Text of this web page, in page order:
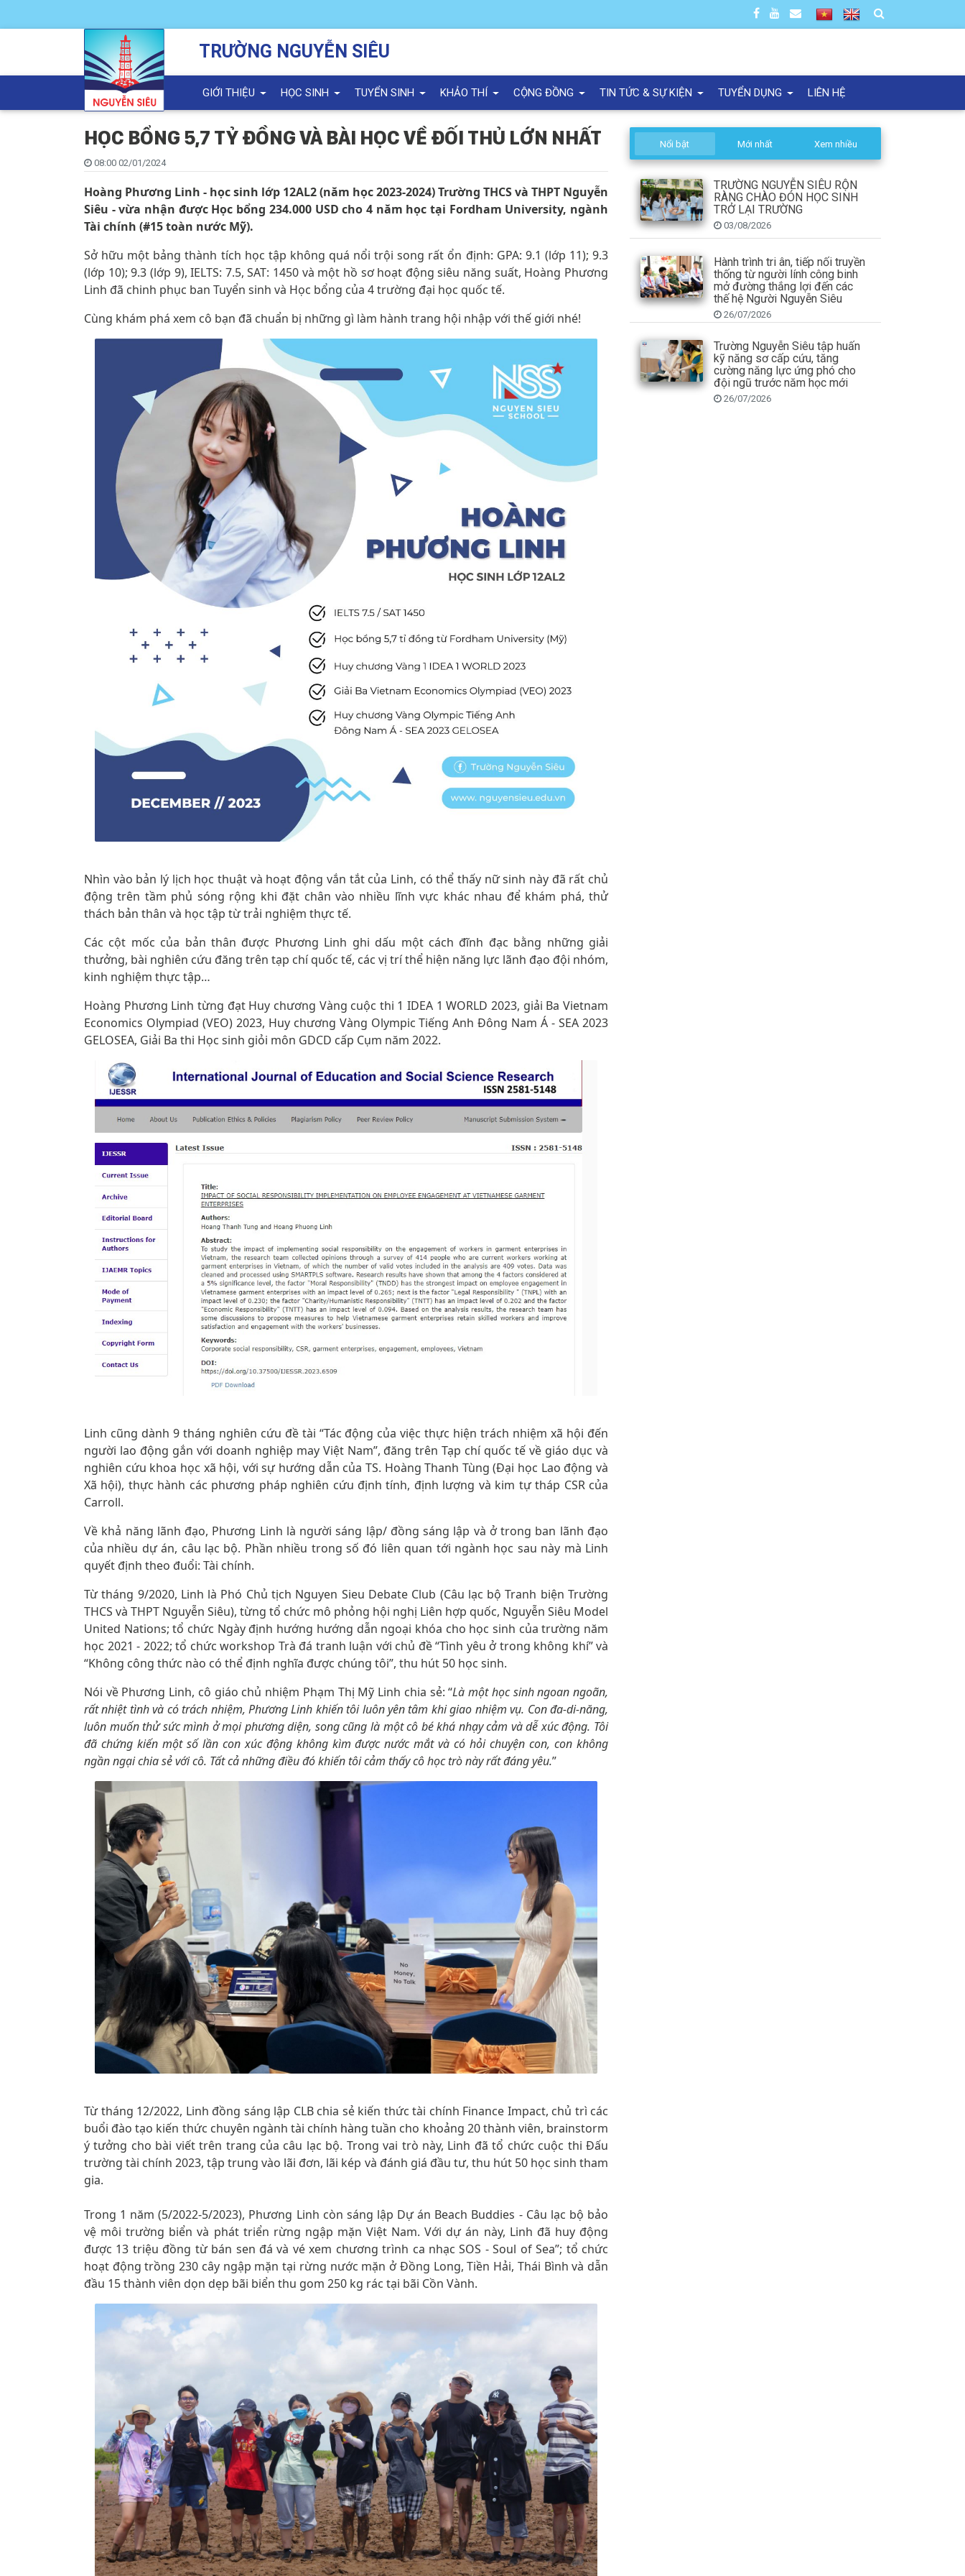
TRƯỜNG NGUYỄN SIÊU
GIỚI THIỆU HỌC SINH TUYỂN SINH KHẢO THÍ CỘNG ĐỒNG TIN TỨC & SỰ KIỆN TUYỂN DỤNG LIÊN HỆ
HỌC BỔNG 5,7 TỶ ĐỒNG VÀ BÀI HỌC VỀ ĐỐI THỦ LỚN NHẤT
08:00 02/01/2024
Hoàng Phương Linh - học sinh lớp 12AL2 (năm học 2023-2024) Trường THCS và THPT Nguyễn
Siêu - vừa nhận được Học bổng 234.000 USD cho 4 năm học tại Fordham University, ngành
Tài chính (#15 toàn nước Mỹ).
Sở hữu một bảng thành tích học tập không quá nổi trội song rất ổn định: GPA: 9.1 (lớp 11); 9.3
(lớp 10); 9.3 (lớp 9), IELTS: 7.5, SAT: 1450 và một hồ sơ hoạt động siêu năng suất, Hoàng Phương
Linh đã chinh phục ban Tuyển sinh và Học bổng của 4 trường đại học quốc tế.
Cùng khám phá xem cô bạn đã chuẩn bị những gì làm hành trang hội nhập với thế giới nhé!
Nhìn vào bản lý lịch học thuật và hoạt động vắn tắt của Linh, có thể thấy nữ sinh này đã rất chủ
động trên tầm phủ sóng rộng khi đặt chân vào nhiều lĩnh vực khác nhau để khám phá, thử
thách bản thân và học tập từ trải nghiệm thực tế.
Các cột mốc của bản thân được Phương Linh ghi dấu một cách đĩnh đạc bằng những giải
thưởng, bài nghiên cứu đăng trên tạp chí quốc tế, các vị trí thể hiện năng lực lãnh đạo đội nhóm,
kinh nghiệm thực tập…
Hoàng Phương Linh từng đạt Huy chương Vàng cuộc thi 1 IDEA 1 WORLD 2023, giải Ba Vietnam
Economics Olympiad (VEO) 2023, Huy chương Vàng Olympic Tiếng Anh Đông Nam Á - SEA 2023
GELOSEA, Giải Ba thi Học sinh giỏi môn GDCD cấp Cụm năm 2022.
Linh cũng dành 9 tháng nghiên cứu đề tài “Tác động của việc thực hiện trách nhiệm xã hội đến
người lao động gắn với doanh nghiệp may Việt Nam”, đăng trên Tạp chí quốc tế về giáo dục và
nghiên cứu khoa học xã hội, với sự hướng dẫn của TS. Hoàng Thanh Tùng (Đại học Lao động và
Xã hội), thực hành các phương pháp nghiên cứu định tính, định lượng và kim tự tháp CSR của
Carroll.
Về khả năng lãnh đạo, Phương Linh là người sáng lập/ đồng sáng lập và ở trong ban lãnh đạo
của nhiều dự án, câu lạc bộ. Phần nhiều trong số đó liên quan tới ngành học sau này mà Linh
quyết định theo đuổi: Tài chính.
Từ tháng 9/2020, Linh là Phó Chủ tịch Nguyen Sieu Debate Club (Câu lạc bộ Tranh biện Trường
THCS và THPT Nguyễn Siêu), từng tổ chức mô phỏng hội nghị Liên hợp quốc, Nguyễn Siêu Model
United Nations; tổ chức Ngày định hướng hướng dẫn ngoại khóa cho học sinh của trường năm
học 2021 - 2022; tổ chức workshop Trà đá tranh luận với chủ đề “Tình yêu ở trong không khí” và
“Không công thức nào có thể định nghĩa được chúng tôi”, thu hút 50 học sinh.
Nói về Phương Linh, cô giáo chủ nhiệm Phạm Thị Mỹ Linh chia sẻ: “Là một học sinh ngoan ngoãn,
rất nhiệt tình và có trách nhiệm, Phương Linh khiến tôi luôn yên tâm khi giao nhiệm vụ. Con đa-di-năng,
luôn muốn thử sức mình ở mọi phương diện, song cũng là một cô bé khá nhạy cảm và dễ xúc động. Tôi
đã chứng kiến một số lần con xúc động không kìm được nước mắt và có hỏi chuyện con, con không
ngần ngại chia sẻ với cô. Tất cả những điều đó khiến tôi cảm thấy cô học trò này rất đáng yêu.”
Từ tháng 12/2022, Linh đồng sáng lập CLB chia sẻ kiến thức tài chính Finance Impact, chủ trì các
buổi đào tạo kiến thức chuyên ngành tài chính hàng tuần cho khoảng 20 thành viên, brainstorm
ý tưởng cho bài viết trên trang của câu lạc bộ. Trong vai trò này, Linh đã tổ chức cuộc thi Đấu
trường tài chính 2023, tập trung vào lãi đơn, lãi kép và đánh giá đầu tư, thu hút 50 học sinh tham
gia.
Trong 1 năm (5/2022-5/2023), Phương Linh còn sáng lập Dự án Beach Buddies - Câu lạc bộ bảo
vệ môi trường biển và phát triển rừng ngập mặn Việt Nam. Với dự án này, Linh đã huy động
được 13 triệu đồng từ bán sen đá và vé xem chương trình ca nhạc SOS - Soul of Sea”; tổ chức
hoạt động trồng 230 cây ngập mặn tại rừng nước mặn ở Đồng Long, Tiền Hải, Thái Bình và dẫn
đầu 15 thành viên dọn dẹp bãi biển thu gom 250 kg rác tại bãi Cồn Vành.
Nổi bật Mới nhất Xem nhiều
TRƯỜNG NGUYỄN SIÊU RỘN
RÀNG CHÀO ĐÓN HỌC SINH
TRỞ LẠI TRƯỜNG
03/08/2026
Hành trình tri ân, tiếp nối truyền
thống từ người lính công binh
mở đường thắng lợi đến các
thế hệ Người Nguyễn Siêu
26/07/2026
Trường Nguyễn Siêu tập huấn
kỹ năng sơ cấp cứu, tăng
cường năng lực ứng phó cho
đội ngũ trước năm học mới
26/07/2026